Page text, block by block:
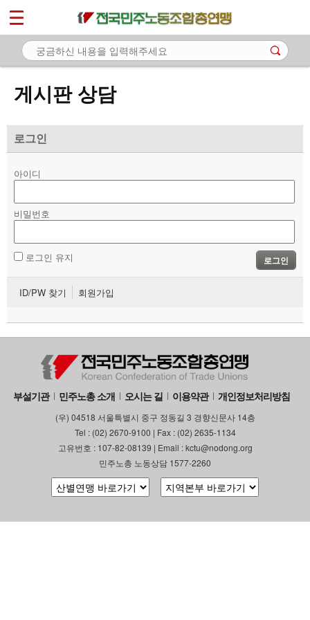
게시판 상담
로그인
아이디
비밀번호
로그인 유지 로그인
ID/PW 찾기 회원가입
부설기관 민주노총 소개 오시는 길 이용약관 개인정보처리방침
(우) 04518 서울특별시 중구 정동길 3 경향신문사 14층
Tel : (02) 2670-9100 | Fax : (02) 2635-1134
고유번호 : 107-82-08139 | Email : kctu@nodong.org
민주노총 노동상담 1577-2260
마이페이지
소개
노동상담
- 게시판 상담
- 바로보기
- 찾아보기
- 전국 노동상담소 안내
자료
부설기관